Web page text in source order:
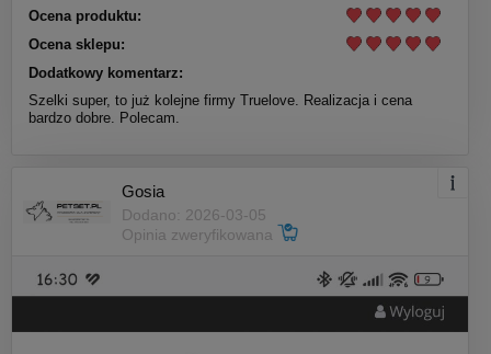
Ocena produktu:
Ocena sklepu:
Dodatkowy komentarz:
Szelki super, to już kolejne firmy Truelove. Realizacja i cena
bardzo dobre. Polecam.
Gosia
Dodano: 2026-03-05
Opinia zweryfikowana